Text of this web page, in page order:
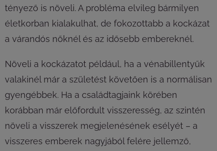
tényező is növeli. A probléma elvileg bármilyen
életkorban kialakulhat, de fokozottabb a kockázat
a várandós nőknél és az idősebb embereknél.
Növeli a kockázatot például, ha a vénabillentyűk
valakinél már a születést követően is a normálisan
gyengébbek. Ha a családtagjaink körében
korábban már előfordult visszeresség, az szintén
növeli a visszerek megjelenésének esélyét – a
visszeres emberek nagyjából felére jellemző,